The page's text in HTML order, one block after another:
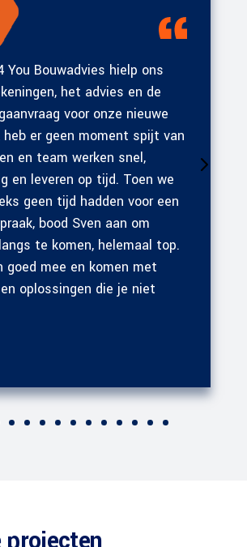
You Bouwadvies hielp ons
het advies en de
voor onze nieuwe
heb er geen moment spijt van
en team werken snel,
en leveren op tijd. Toen we
geen tijd hadden voor een
bood Sven aan om
te komen, helemaal top.
goed mee en komen met
oplossingen die je niet